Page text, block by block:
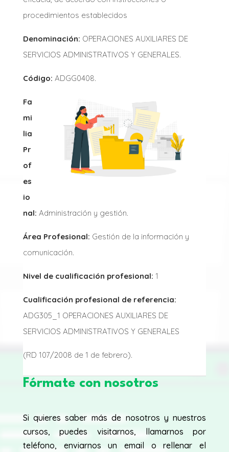
procedimientos establecidos
Denominación: OPERACIONES AUXILIARES DE
SERVICIOS ADMINISTRATIVOS Y GENERALES.
Código: ADGG0408.
Fa
mi
lia
Pr
of
es
io
nal: Administración y gestión.
Área Profesional: Gestión de la información y
comunicación.
Nivel de cualificación profesional: 1
Cualificación profesional de referencia:
ADG305_1 OPERACIONES AUXILIARES DE
SERVICIOS ADMINISTRATIVOS Y GENERALES
(RD 107/2008 de 1 de febrero).
Fórmate con nosotros
Si quieres saber más de nosotros y nuestros
cursos, puedes visitarnos, llamarnos por
teléfono, enviarnos un email o rellenar el